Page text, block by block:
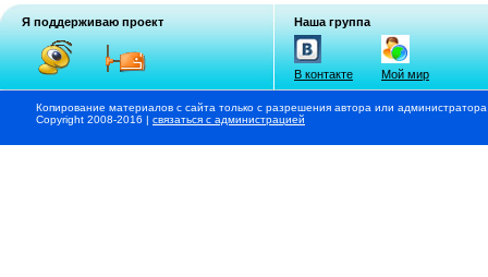
Я поддерживаю проект Наша группа
В контакте Мой мир
Копирование материалов с сайта только с разрешения автора или
Copyright 2008-2016 | связаться с администрацией